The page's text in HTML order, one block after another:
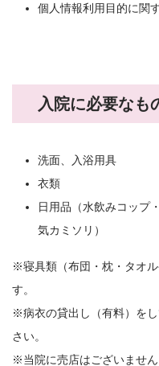
個人情報利用目的に関
入院に必要なも
洗面、入浴用具
衣類
日用品（水飲みコップ
気カミソリ）
※寝具類（布団・枕・タオ
す。
※病衣の貸出し（有料）を
さい。
※当院に売店はございませ